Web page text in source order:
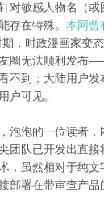
对敏感人物名（或
存在特殊。 本网曾
，时政漫画家变
圈无法顺利发布
不到；大陆用户发
户可见。
泡泡的一位读者，
团队已开发出直接
，虽然相对于纯文
部署在带审查产品